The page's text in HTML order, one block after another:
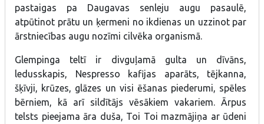
pastaigas pa Daugavas senleju augu pasaulē,
atpūtinot prātu un ķermeni no ikdienas un uzzinot par
ārstniecības augu nozīmi cilvēka organismā.
Glempinga teltī ir divguļamā gulta un dīvāns,
ledusskapis, Nespresso kafijas aparāts, tējkanna,
šķīvji, krūzes, glāzes un visi ēšanas piederumi, spēles
bērniem, kā arī sildītājs vēsākiem vakariem. Ārpus
telsts pieejama āra duša, Toi Toi mazmājiņa ar ūdeni